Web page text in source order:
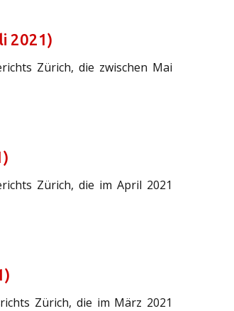
2021)
Zürich, die zwischen Mai
Zürich, die im April 2021
Zürich, die im März 2021